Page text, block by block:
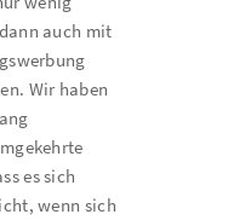
auch mit
Wir haben
es sich
wenn sich